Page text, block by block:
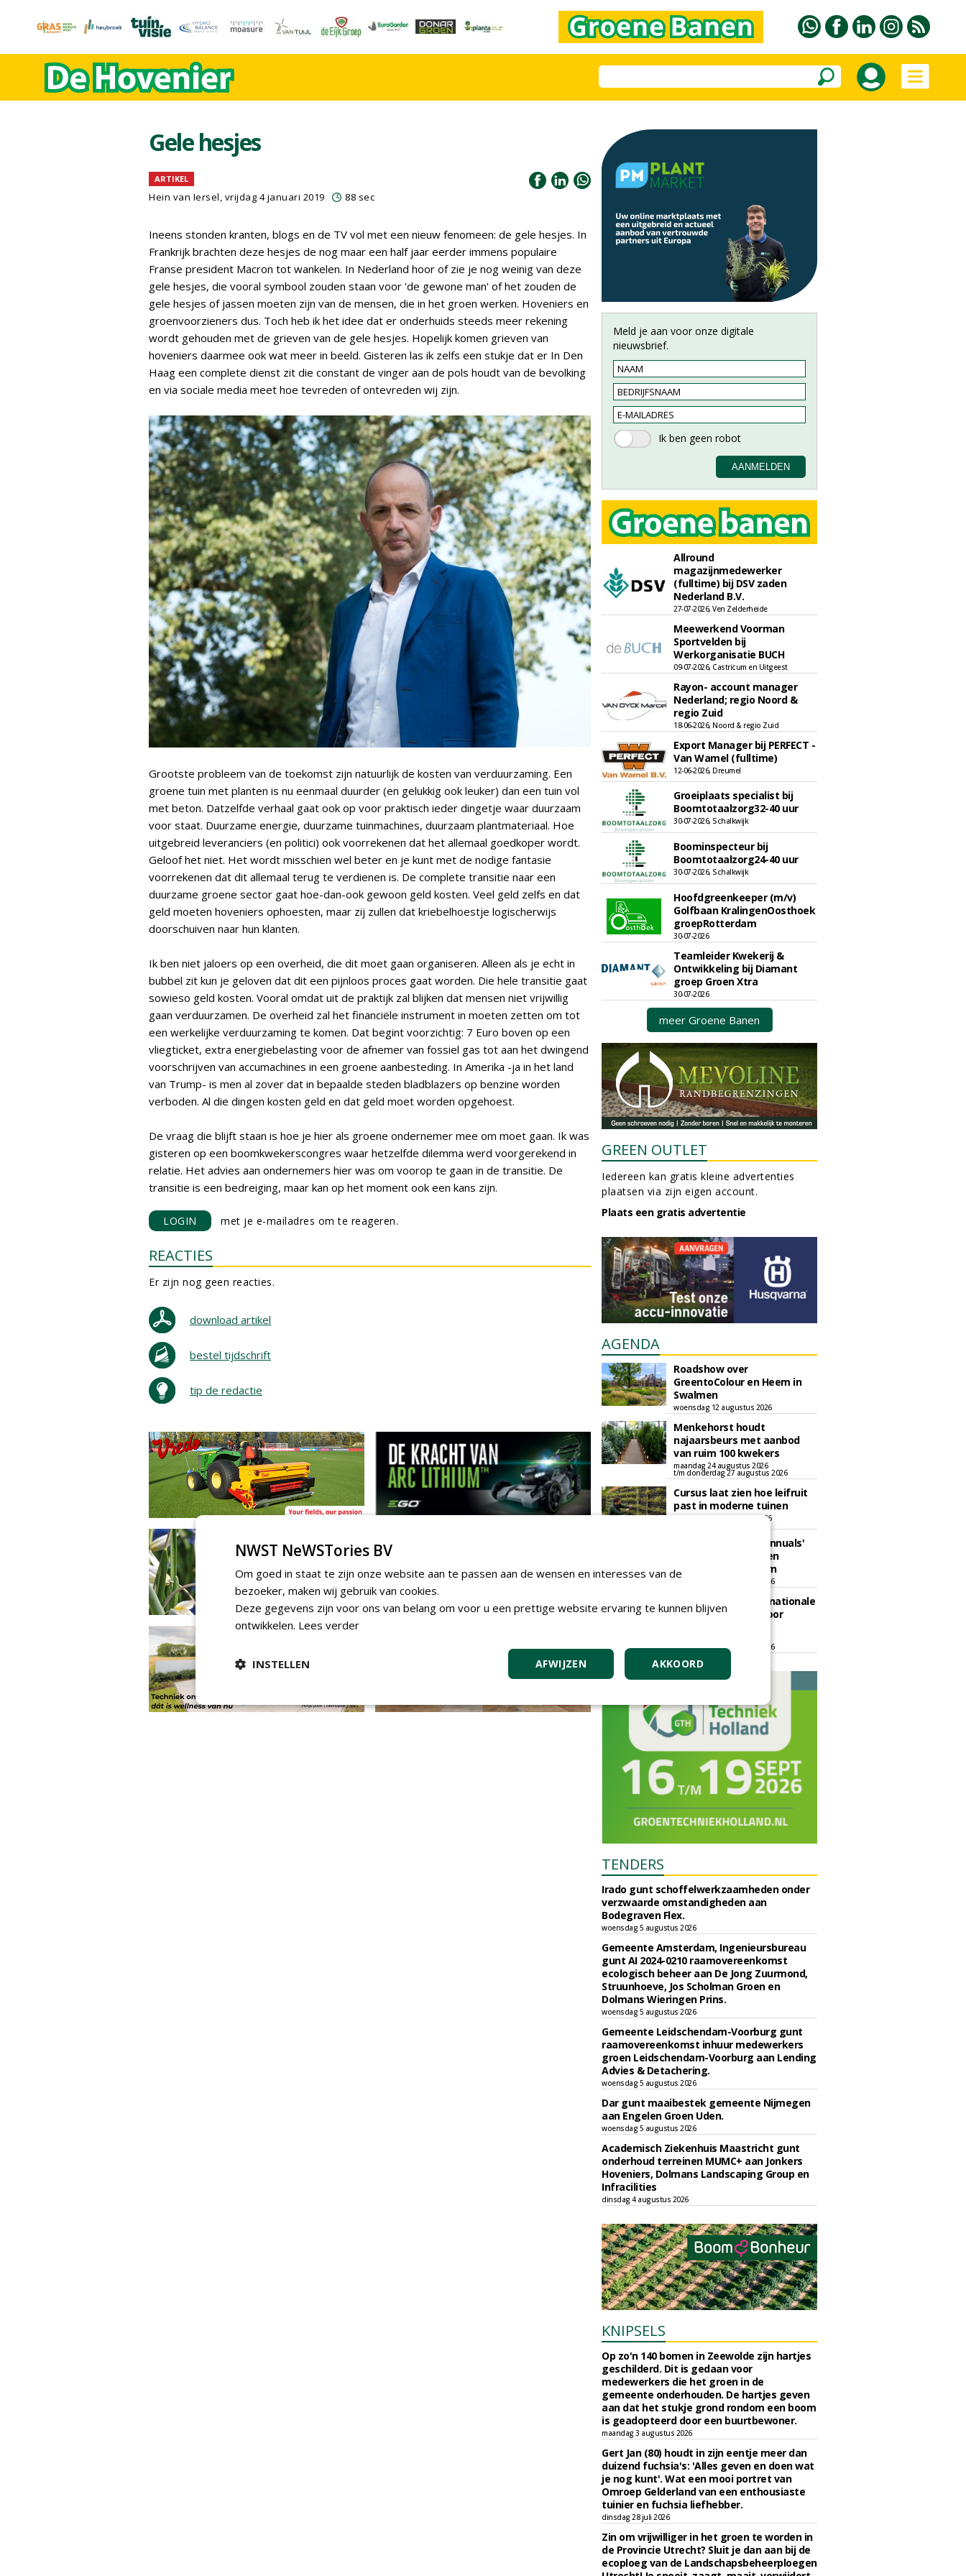
Gele hesjes
ARTIKEL
Hein van Iersel, vrijdag 4 januari 2019 88 sec
Ineens stonden kranten, blogs en de TV vol met een nieuw fenomeen: de gele hesjes. In
Frankrijk brachten deze hesjes de nog maar een half jaar eerder immens populaire
Franse president Macron tot wankelen. In Nederland hoor of zie je nog weinig van deze
gele hesjes, die vooral symbool zouden staan voor 'de gewone man' of het zouden de
gele hesjes of jassen moeten zijn van de mensen, die in het groen werken. Hoveniers en
groenvoorzieners dus. Toch heb ik het idee dat er onderhuids steeds meer rekening
wordt gehouden met de grieven van de gele hesjes. Hopelijk komen grieven van
hoveniers daarmee ook wat meer in beeld. Gisteren las ik zelfs een stukje dat er In Den
Haag een complete dienst zit die constant de vinger aan de pols houdt van de bevolking
en via sociale media meet hoe tevreden of ontevreden wij zijn.
Grootste probleem van de toekomst zijn natuurlijk de kosten van verduurzaming. Een
groene tuin met planten is nu eenmaal duurder (en gelukkig ook leuker) dan een tuin vol
met beton. Datzelfde verhaal gaat ook op voor praktisch ieder dingetje waar duurzaam
voor staat. Duurzame energie, duurzame tuinmachines, duurzaam plantmateriaal. Hoe
uitgebreid leveranciers (en politici) ook voorrekenen dat het allemaal goedkoper wordt.
Geloof het niet. Het wordt misschien wel beter en je kunt met de nodige fantasie
voorrekenen dat dit allemaal terug te verdienen is. De complete transitie naar een
duurzame groene sector gaat hoe-dan-ook gewoon geld kosten. Veel geld zelfs en dat
geld moeten hoveniers ophoesten, maar zij zullen dat kriebelhoestje logischerwijs
doorschuiven naar hun klanten.
Ik ben niet jaloers op een overheid, die dit moet gaan organiseren. Alleen als je echt in
bubbel zit kun je geloven dat dit een pijnloos proces gaat worden. Die hele transitie gaat
sowieso geld kosten. Vooral omdat uit de praktijk zal blijken dat mensen niet vrijwillig
gaan verduurzamen. De overheid zal het financiële instrument in moeten zetten om tot
een werkelijke verduurzaming te komen. Dat begint voorzichtig: 7 Euro boven op een
vliegticket, extra energiebelasting voor de afnemer van fossiel gas tot aan het dwingend
voorschrijven van accumachines in een groene aanbesteding. In Amerika -ja in het land
van Trump- is men al zover dat in bepaalde steden bladblazers op benzine worden
verboden. Al die dingen kosten geld en dat geld moet worden opgehoest.
De vraag die blijft staan is hoe je hier als groene ondernemer mee om moet gaan. Ik was
gisteren op een boomkwekerscongres waar hetzelfde dilemma werd voorgerekend in
relatie. Het advies aan ondernemers hier was om voorop te gaan in de transitie. De
transitie is een bedreiging, maar kan op het moment ook een kans zijn.
LOGIN met je e-mailadres om te reageren.
REACTIES
Er zijn nog geen reacties.
download artikel
bestel tijdschrift
tip de redactie
Meld je aan voor onze digitale
nieuwsbrief.
Allround
magazijnmedewerker
(fulltime) bij DSV zaden
Nederland B.V.
27-07-2026, Ven Zelderheide
Meewerkend Voorman
Sportvelden bij
Werkorganisatie BUCH
09-07-2026, Castricum en Uitgeest
Rayon- account manager
Nederland; regio Noord &
regio Zuid
18-06-2026, Noord & regio Zuid
Export Manager bij PERFECT -
Van Wamel (fulltime)
12-06-2026, Dreumel
Groeiplaats specialist bij
Boomtotaalzorg32-40 uur
30-07-2026, Schalkwijk
Boominspecteur bij
Boomtotaalzorg24-40 uur
30-07-2026, Schalkwijk
Hoofdgreenkeeper (m/v)
Golfbaan KralingenOosthoek
groepRotterdam
30-07-2026
Teamleider Kwekerij &
Ontwikkeling bij Diamant
groep Groen Xtra
30-07-2026
meer Groene Banen
GREEN OUTLET
Iedereen kan gratis kleine advertenties
plaatsen via zijn eigen account.
Plaats een gratis advertentie
AGENDA
Roadshow over
GreentoColour en Heem in
Swalmen
woensdag 12 augustus 2026
Menkehorst houdt
najaarsbeurs met aanbod
van ruim 100 kwekers
maandag 24 augustus 2026
t/m donderdag 27 augustus 2026
Cursus laat zien hoe leifruit
past in moderne tuinen
woensdag 26 augustus 2026
Vakdag 'All About Annuals'
zet eenjarige planten
centraal in Appeltern
donderdag 27 augustus 2026
GaLaBau 2026: internationale
ontmoetingsplek voor
t/m vrijdag 18 september 2026
TENDERS
Irado gunt schoffelwerkzaamheden onder
verzwaarde omstandigheden aan
Bodegraven Flex.
woensdag 5 augustus 2026
Gemeente Amsterdam, Ingenieursbureau
gunt AI 2024-0210 raamovereenkomst
ecologisch beheer aan De Jong Zuurmond,
Struunhoeve, Jos Scholman Groen en
Dolmans Wieringen Prins.
woensdag 5 augustus 2026
Gemeente Leidschendam-Voorburg gunt
raamovereenkomst inhuur medewerkers
groen Leidschendam-Voorburg aan Lending
Advies & Detachering.
woensdag 5 augustus 2026
Dar gunt maaibestek gemeente Nijmegen
aan Engelen Groen Uden.
woensdag 5 augustus 2026
Academisch Ziekenhuis Maastricht gunt
onderhoud terreinen MUMC+ aan Jonkers
Hoveniers, Dolmans Landscaping Group en
Infracilities
dinsdag 4 augustus 2026
KNIPSELS
Op zo'n 140 bomen in Zeewolde zijn hartjes
geschilderd. Dit is gedaan voor
medewerkers die het groen in de
gemeente onderhouden. De hartjes geven
aan dat het stukje grond rondom een boom
is geadopteerd door een buurtbewoner.
maandag 3 augustus 2026
Gert Jan (80) houdt in zijn eentje meer dan
duizend fuchsia's: 'Alles geven en doen wat
je nog kunt'. Wat een mooi portret van
Omroep Gelderland van een enthousiaste
tuinier en fuchsia liefhebber.
dinsdag 28 juli 2026
Zin om vrijwilliger in het groen te worden in
de Provincie Utrecht? Sluit je dan aan bij de
ecoploeg van de Landschapsbeheerploegen
NWST NeWSTories BV
Om goed in staat te zijn onze website aan te passen aan de wensen en interesses van de
bezoeker, maken wij gebruik van cookies.
Deze gegevens zijn voor ons van belang om voor u een prettige website ervaring te kunnen blijven
ontwikkelen. Lees verder
AKKOORD
AFWIJZEN
INSTELLEN